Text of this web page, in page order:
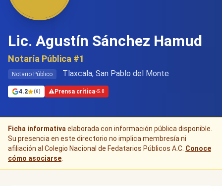
Lic. Agustín Sánchez Hamud
Notaría Pública #1
Notario Público Tlaxcala, San Pablo del Monte
4.2 (6) ⚠Prensa crítica-5.0
Ficha informativa elaborada con información pública disponible.
Su presencia en este directorio no implica membresía ni
afiliación al Colegio Nacional de Fedatarios Públicos A.C. Conoce
cómo asociarse